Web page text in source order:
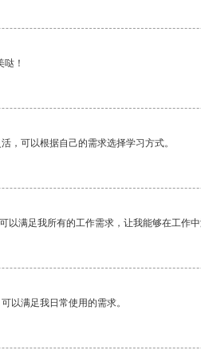
！
，可以根据自己的需求选择学习方式。
以满足我所有的工作需求，让我能够在工作中
以满足我日常使用的需求。